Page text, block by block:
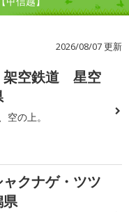
2026/08/07 更新
架空鉄道 星空
空の上。
クナゲ・ツツ
県